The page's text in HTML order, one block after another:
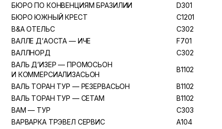
БЮРО ПО КОНВЕНЦИЯМ БРАЗИЛИИ
D301
БЮРО ЮЖНЫЙ КРЕСТ
C1201
В&А ОТЕЛЬС
C302
ВАЛЛЕ Д’АОСТА — ИЧЕ
F701
ВАЛЛНОРД
C302
ВАЛЬ Д’ИЗЕР — ПРОМОСЬОН
И КОММЕРСИАЛИЗАСЬОН
B1102
ВАЛЬ ТОРАН ТУР — РЕЗЕРВАСЬОН
B1102
ВАЛЬ ТОРАН ТУР — СЕТАМ
B1102
ВАМ — ТУР
C303
ВАРВАРКА ТРЭВЕЛ СЕРВИС
A104